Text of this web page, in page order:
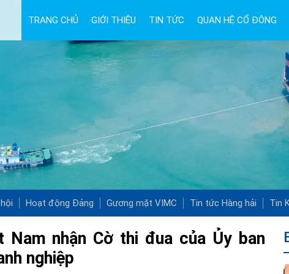
TRANG CHỦ GIỚI THIỆU TIN TỨC QUAN HỆ CỔ ĐÔNG
Hoạt động Đảng Gương mặt VIMC Tin tức Hàng hải Tin
nhận Cờ thi đua của Ủy ban
nghiệp